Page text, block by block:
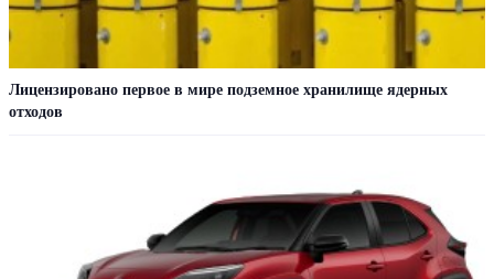
Лицензировано первое в мире подземное хранилище ядерных
отходов